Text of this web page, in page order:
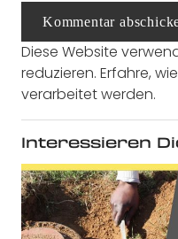
Kommentar
Diese Website
reduzieren. Erfahre,
verarbeitet werden.
Interessieren